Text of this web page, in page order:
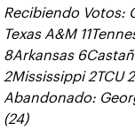
Recibiendo Votos:
Texas A&M
8Arkansas
2Mississippi 2TCU
Abandonado:
(24)